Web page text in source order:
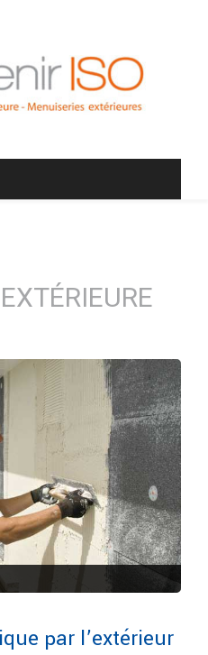
par l’extérieur